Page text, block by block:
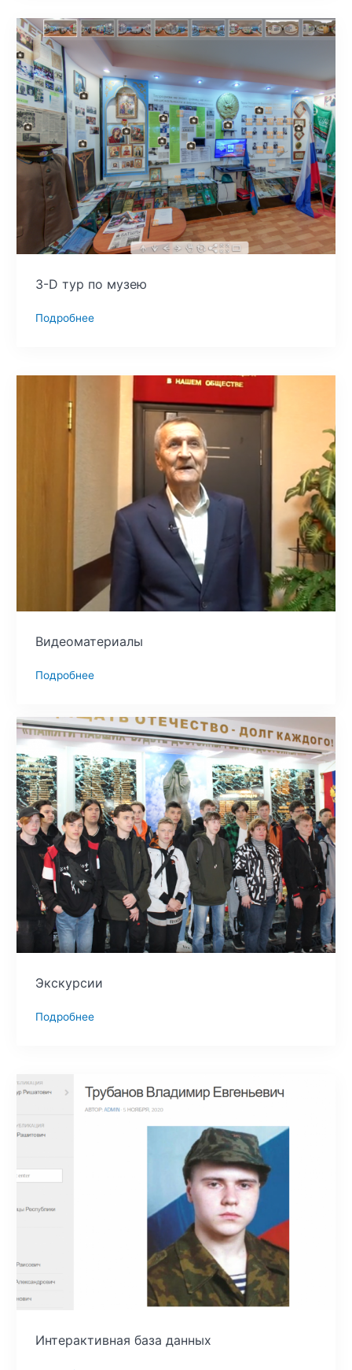
3-D тур по музею
Подробнее
Видеоматериалы
Подробнее
Экскурсии
Подробнее
Интерактивная база данных